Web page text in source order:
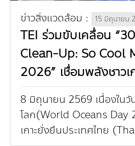
ข่าวสิ่งแวดล้อม : 15 มิถุนายน
TEI ร่วมขับเคลื่อน
Clean-Up: So Cool
2026” เชื่อมพลังชาวเ
สู่การจัดการขยะทะเล
8 มิถุนายน 2569 เนื่องใน
โลก(World Oceans Day
เกาะยั่งยืนประเทศไทย